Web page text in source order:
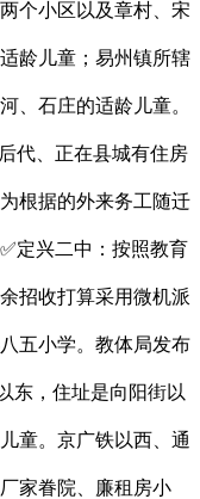
个小区以及章村、宋
龄儿童；易州镇所辖
、石庄的适龄儿童。
代、正在县城有住房
根据的外来务工随迁
定兴二中：按照教育
招收打算采用微机派
五小学。教体局发布
东，住址是向阳街以
童。京广铁以西、通
家眷院、廉租房小